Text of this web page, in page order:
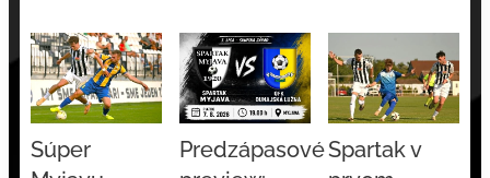
Súper
PredzápasovéSpartak v